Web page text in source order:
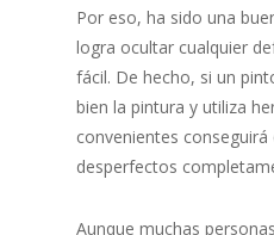
Por eso, ha sido una
logra ocultar cualquier
fácil. De hecho, si un
bien la pintura y utiliza
convenientes
desperfectos
Aunque muchas